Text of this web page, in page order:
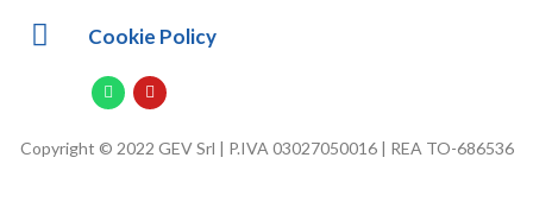
Cookie Policy
Copyright © 2022 GEV Srl | P.IVA 03027050016 | REA TO-686536